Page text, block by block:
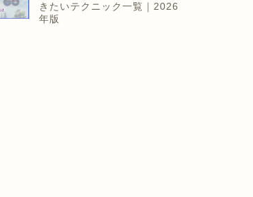
きたいテクニック一覧｜2026
年版